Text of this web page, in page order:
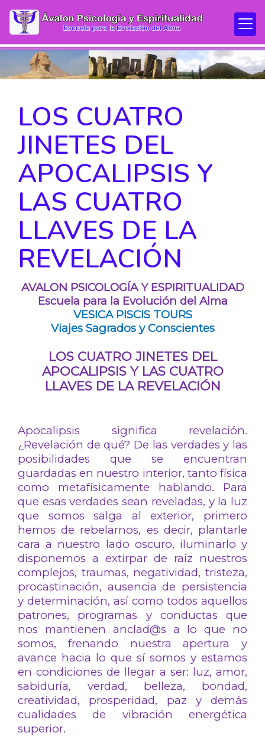
LOS CUATRO
JINETES DEL
APOCALIPSIS Y
LAS CUATRO
LLAVES DE LA
REVELACIÓN
AVALON PSICOLOGÍA Y ESPIRITUALIDAD
Escuela para la Evolución del Alma
VESICA PISCIS TOURS
Viajes Sagrados y Conscientes
LOS CUATRO JINETES DEL
APOCALIPSIS Y LAS CUATRO
LLAVES DE LA REVELACIÓN
Apocalipsis significa revelación.
¿Revelación de qué? De las verdades y las
posibilidades que se encuentran
guardadas en nuestro interior, tanto física
como metafísicamente hablando. Para
que esas verdades sean reveladas, y la luz
que somos salga al exterior, primero
hemos de rebelarnos, es decir, plantarle
cara a nuestro lado oscuro, iluminarlo y
disponemos a extirpar de raíz nuestros
complejos, traumas, negatividad, tristeza,
procastinación, ausencia de persistencia
y determinación, así como todos aquellos
patrones, programas y conductas que
nos mantienen anclad@s a lo que no
somos, frenando nuestra apertura y
avance hacia lo que sí somos y estamos
en condiciones de llegar a ser: luz, amor,
sabiduría, verdad, belleza, bondad,
creatividad, prosperidad, paz y demás
cualidades de vibración energética
superior.